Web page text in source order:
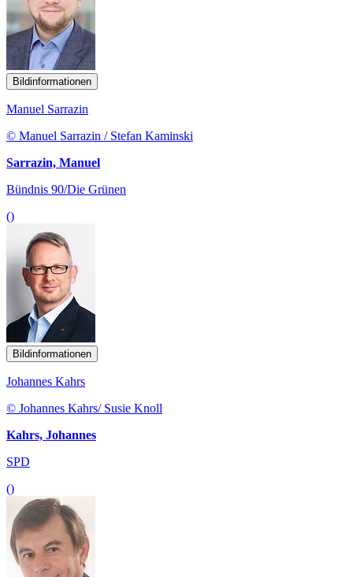
Bildinformationen
Manuel Sarrazin
© Manuel Sarrazin / Stefan Kaminski
Sarrazin, Manuel
Bündnis 90/Die Grünen
()
Bildinformationen
Johannes Kahrs
© Johannes Kahrs/ Susie Knoll
Kahrs, Johannes
SPD
()